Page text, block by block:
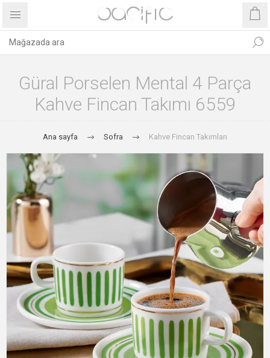
Güral Porselen Mental 4 Parça
Kahve Fincan Takımı 6559
Ana sayfa Sofra Kahve Fincan Takımları